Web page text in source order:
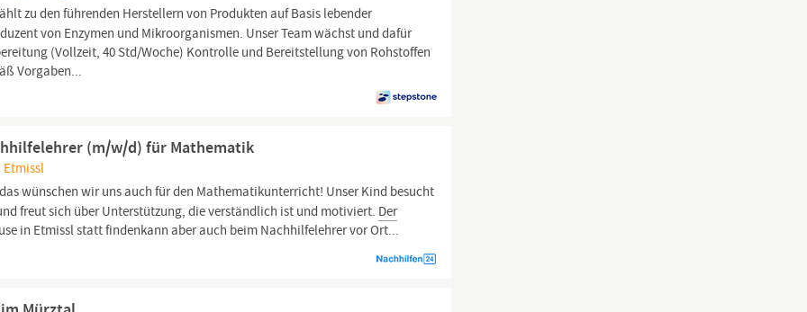
zu den führenden Herstellern von Produkten auf Basis lebender
von Enzymen und Mikroorganismen. Unser Team wächst und dafür
(Vollzeit, 40 Std/Woche) Kontrolle und Bereitstellung von Rohstoffen
Vorgaben...
(m/w/d) für Mathematik
Etmissl
wünschen wir uns auch für den Mathematikunterricht! Unser Kind besucht
freut sich über Unterstützung, die verständlich ist und motiviert. Der
in Etmissl statt findenkann aber auch beim Nachhilfelehrer vor Ort...